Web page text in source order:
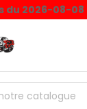
du 2026-08-08